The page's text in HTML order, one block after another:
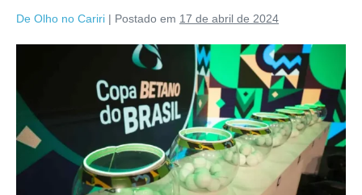
De Olho no Cariri | Postado em 17 de abril de 2024